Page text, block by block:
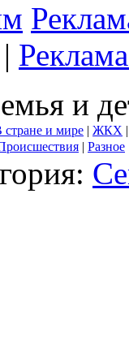
|
и
стране и мире | ЖКХ
| Разное